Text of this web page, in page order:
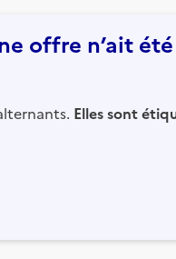
offre n’ait été
Elles sont